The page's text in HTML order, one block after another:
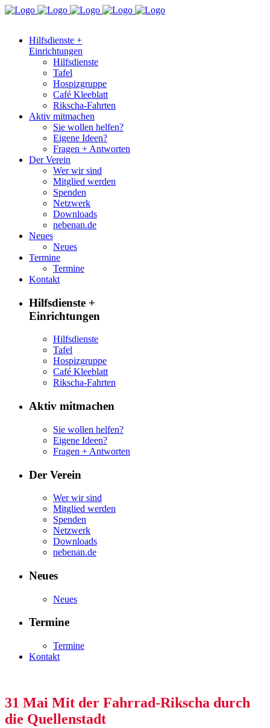
Hilfsdienste +
Einrichtungen
Hilfsdienste
Tafel
Hospizgruppe
Café Kleeblatt
Rikscha-Fahrten
Aktiv mitmachen
Sie wollen helfen?
Eigene Ideen?
Fragen + Antworten
Der Verein
Wer wir sind
Mitglied werden
Spenden
Netzwerk
Downloads
nebenan.de
Neues
Neues
Termine
Termine
Kontakt
Hilfsdienste +
Einrichtungen
Hilfsdienste
Tafel
Hospizgruppe
Café Kleeblatt
Rikscha-Fahrten
Aktiv mitmachen
Sie wollen helfen?
Eigene Ideen?
Fragen + Antworten
Der Verein
Wer wir sind
Mitglied werden
Spenden
Netzwerk
Downloads
nebenan.de
Neues
Neues
Termine
Termine
Kontakt
31 Mai Mit der Fahrrad-Rikscha durch
die Quellenstadt